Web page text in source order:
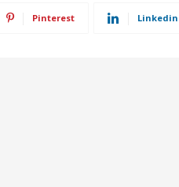
Pinterest Linkedin